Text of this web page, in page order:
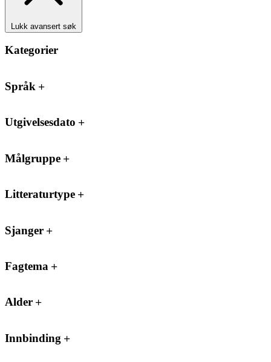
Lukk avansert søk
Kategorier
Språk
Utgivelsesdato
Målgruppe
Litteraturtype
Sjanger
Fagtema
Alder
Innbinding